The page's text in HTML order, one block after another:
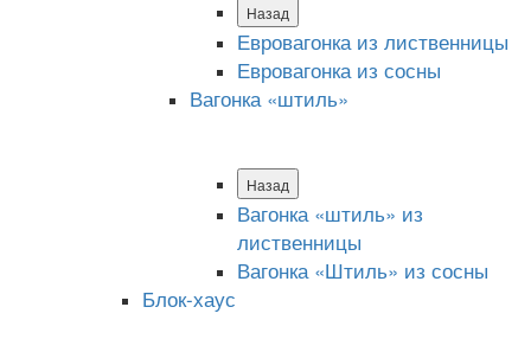
Назад
Евровагонка из лиственницы
Евровагонка из сосны
Вагонка «штиль»
Назад
Вагонка «штиль» из
лиственницы
Вагонка «Штиль» из сосны
Блок-хаус